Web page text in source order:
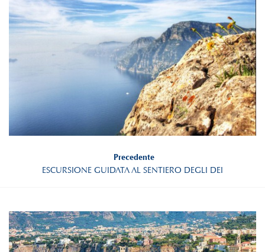
Precedente
ESCURSIONE GUIDATA AL SENTIERO DEGLI DEI